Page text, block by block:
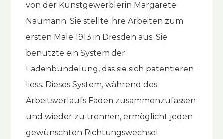
von der Kunstgewerblerin Margarete
Naumann. Sie stellte ihre Arbeiten zum
ersten Male 1913 in Dresden aus. Sie
benutzte ein System der
Fadenbündelung, das sie sich patentieren
liess. Dieses System, während des
Arbeitsverlaufs Faden zusammenzufassen
und wieder zu trennen, ermöglicht jeden
gewünschten Richtungswechsel.